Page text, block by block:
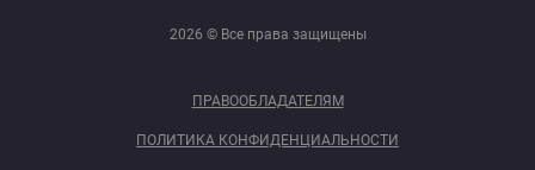
2026 © Все права защищены
ПРАВООБЛАДАТЕЛЯМ
ПОЛИТИКА КОНФИДЕНЦИАЛЬНОСТИ